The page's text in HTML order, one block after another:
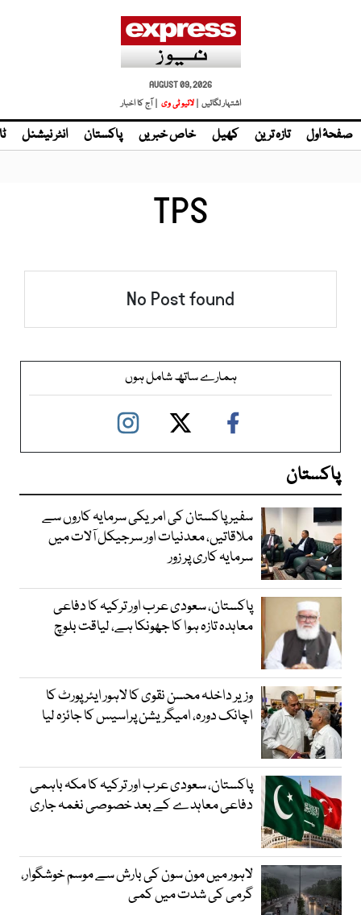
AUGUST 09, 2026
اشتہار لگائیں | لائیو ٹی وی | آج کا اخبار
صفحۂ اول تازہ ترین کھیل خاص خبریں پاکستان انٹر نیشنل
TPS
No Post found
ہمارے ساتھ شامل ہوں
پاکستان
سفیر پاکستان کی امریکی سرمایہ کاروں سے
ملاقاتیں، معدنیات اور سرجیکل آلات میں
سرمایہ کاری پر زور
پاکستان، سعودی عرب اور ترکیہ کا دفاعی
معاہدہ تازہ ہوا کا جھونکا ہے، لیاقت بلوچ
وزیر داخلہ محسن نقوی کا لاہور ایئر پورٹ کا
اچانک دورہ، امیگریشن پراسیس کا جائزہ لیا
پاکستان، سعودی عرب اور ترکیہ کا مکہ باہمی
دفاعی معاہدے کے بعد خصوصی نغمہ جاری
لاہور میں مون سون کی بارش سے موسم خوشگوار،
گرمی کی شدت میں کمی